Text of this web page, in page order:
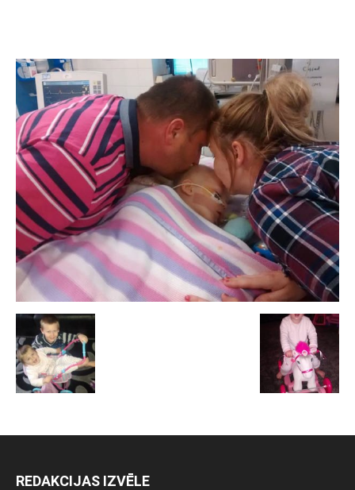
REDAKCIJAS IZVĒLE